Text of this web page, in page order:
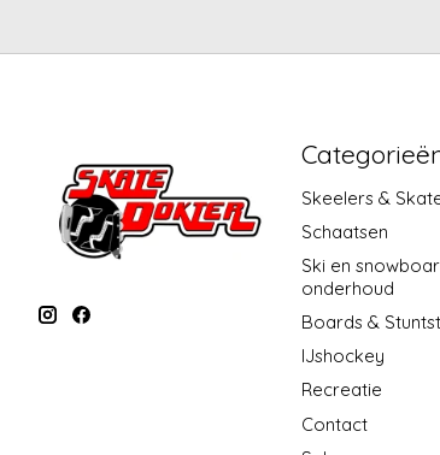
Skeelers &
Schaatsen
Ski en
onderhoud
Boards &
IJshockey
Recreatie
Contact